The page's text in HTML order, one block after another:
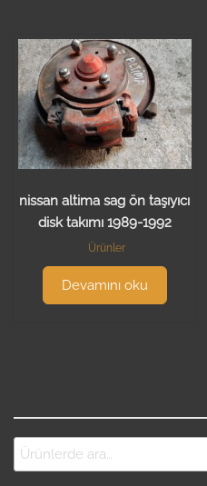
nissan altima sag ön taşıyıcı
disk takımı 1989-1992
Ürünler
Devamını oku